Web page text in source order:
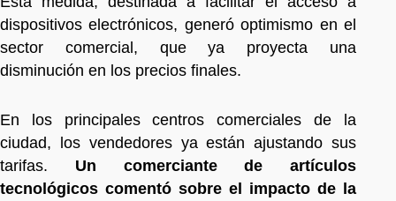
dispositivos electrónicos, generó optimismo en el
sector comercial, que ya proyecta una
disminución en los precios finales.
En los principales centros comerciales de la
ciudad, los vendedores ya están ajustando sus
tarifas. Un comerciante de artículos
tecnológicos comentó sobre el impacto de la